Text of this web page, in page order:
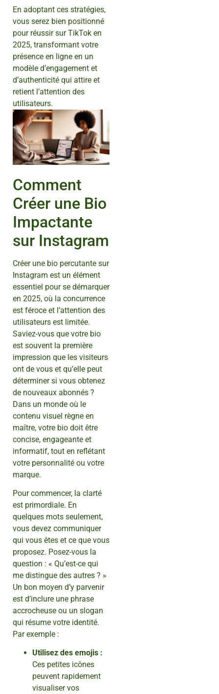
En adoptant ces stratégies,
vous serez bien positionné
pour réussir sur TikTok en
2025, transformant votre
présence en ligne en un
modèle d’engagement et
d’authenticité qui attire et
retient l’attention des
utilisateurs.
Comment
Créer une Bio
Impactante
sur Instagram
Créer une bio percutante sur
Instagram est un élément
essentiel pour se démarquer
en 2025, où la concurrence
est féroce et l’attention des
utilisateurs est limitée.
Saviez-vous que votre bio
est souvent la première
impression que les visiteurs
ont de vous et qu’elle peut
déterminer si vous obtenez
de nouveaux abonnés ?
Dans un monde où le
contenu visuel règne en
maître, votre bio doit être
concise, engageante et
informatif, tout en reflétant
votre personnalité ou votre
marque.
Pour commencer, la clarté
est primordiale. En
quelques mots seulement,
vous devez communiquer
qui vous êtes et ce que vous
proposez. Posez-vous la
question : « Qu’est-ce qui
me distingue des autres ? »
Un bon moyen d’y parvenir
est d’inclure une phrase
accrocheuse ou un slogan
qui résume votre identité.
Par exemple :
Utilisez des emojis :
Ces petites icônes
peuvent rapidement
visualiser vos